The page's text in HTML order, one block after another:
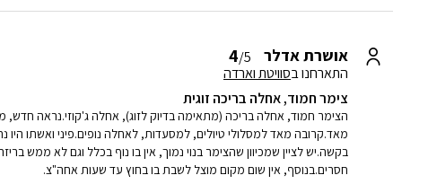
אושרת אדלר 4/5
התארחנו בסוויטת וארדה
צימר חמוד, אחלה בריכה זוגית
הצימר חמוד, אחלה בריכה (מתאימה בדיוק לזוג), אחלה ג'קוזי.נראה חדש,
מאד.קרובה מאד למסלולי טיולים, למסעדות, לאחלה נופים.פיני ואשתו היו
בקשה.יש לציין שמכיוון שהצימר בנוי נמוך, אין בו נוף בכלל וגם לא ממש
חסרים.בנוסף, אין שום מקום מוצל לשבת בו בחוץ עד שעות אחה"צ.